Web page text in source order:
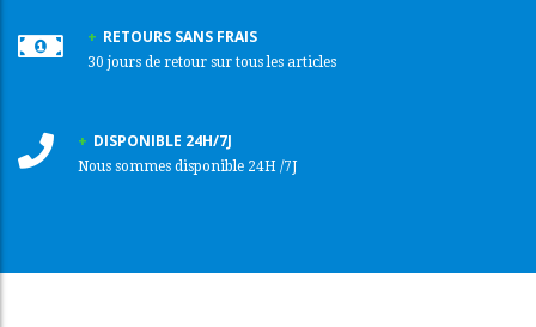
RETOURS SANS FRAIS
30 jours de retour sur tous les articles
DISPONIBLE 24H/7J
Nous sommes disponible 24H /7J